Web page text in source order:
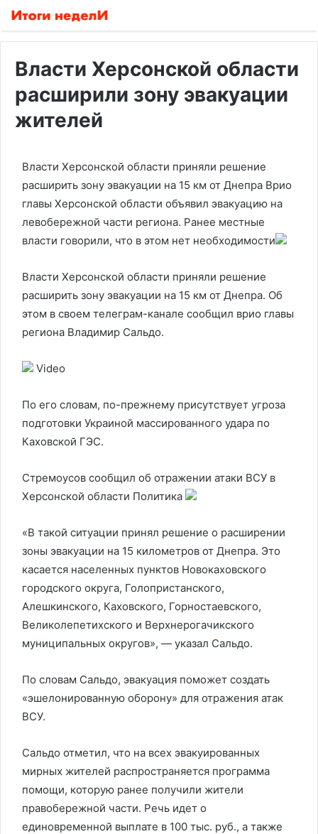
Власти Херсонской области
расширили зону эвакуации
жителей
Власти Херсонской области приняли решение
расширить зону эвакуации на 15 км от Днепра Врио
главы Херсонской области объявил эвакуацию на
левобережной части региона. Ранее местные
власти говорили, что в этом нет необходимости
Власти Херсонской области приняли решение
расширить зону эвакуации на 15 км от Днепра. Об
этом в своем телеграм-канале сообщил врио главы
региона Владимир Сальдо.
Video
По его словам, по-прежнему присутствует угроза
подготовки Украиной массированного удара по
Каховской ГЭС.
Стремоусов сообщил об отражении атаки ВСУ в
Херсонской области Политика
«В такой ситуации принял решение о расширении
зоны эвакуации на 15 километров от Днепра. Это
касается населенных пунктов Новокаховского
городского округа, Голопристанского,
Алешкинского, Каховского, Горностаевского,
Великолепетихского и Верхнерогачикского
муниципальных округов», — указал Сальдо.
По словам Сальдо, эвакуация поможет создать
«эшелонированную оборону» для отражения атак
ВСУ.
Сальдо отметил, что на всех эвакуированных
мирных жителей распространяется программа
помощи, которую ранее получили жители
правобережной части. Речь идет о
единовременной выплате в 100 тыс. руб., а также